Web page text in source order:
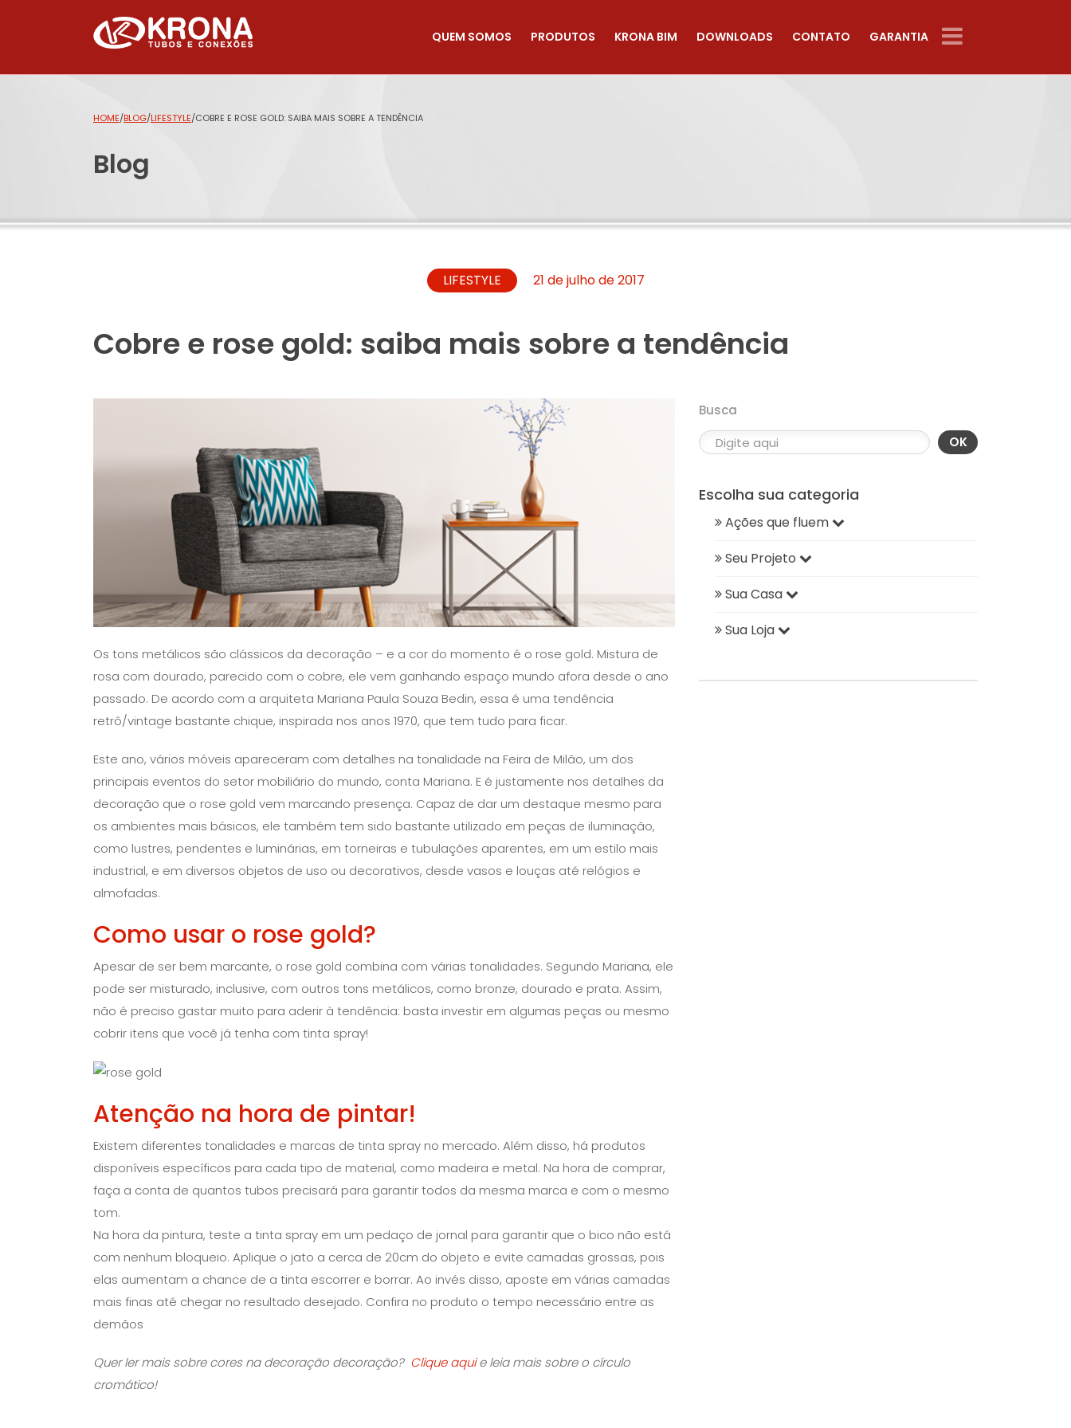
QUEM SOMOS PRODUTOS KRONA BIM DOWNLOADS CONTATO GARANTIA
HOME/BLOG/LIFESTYLE/COBRE E ROSE GOLD: SAIBA MAIS SOBRE A TENDÊNCIA
Blog
LIFESTYLE 21 de julho de 2017
Cobre e rose gold: saiba mais sobre a tendência
Os tons metálicos são clássicos da decoração – e a cor do momento é o rose gold. Mistura de
rosa com dourado, parecido com o cobre, ele vem ganhando espaço mundo afora desde o ano
passado. De acordo com a arquiteta Mariana Paula Souza Bedin, essa é uma tendência
retrô/vintage bastante chique, inspirada nos anos 1970, que tem tudo para ficar.
Este ano, vários móveis apareceram com detalhes na tonalidade na Feira de Milão, um dos
principais eventos do setor mobiliário do mundo, conta Mariana. E é justamente nos detalhes da
decoração que o rose gold vem marcando presença. Capaz de dar um destaque mesmo para
os ambientes mais básicos, ele também tem sido bastante utilizado em peças de iluminação,
como lustres, pendentes e luminárias, em torneiras e tubulações aparentes, em um estilo mais
industrial, e em diversos objetos de uso ou decorativos, desde vasos e louças até relógios e
almofadas.
Como usar o rose gold?
Apesar de ser bem marcante, o rose gold combina com várias tonalidades. Segundo Mariana, ele
pode ser misturado, inclusive, com outros tons metálicos, como bronze, dourado e prata. Assim,
não é preciso gastar muito para aderir à tendência: basta investir em algumas peças ou mesmo
cobrir itens que você já tenha com tinta spray!
Atenção na hora de pintar!
Existem diferentes tonalidades e marcas de tinta spray no mercado. Além disso, há produtos
disponíveis específicos para cada tipo de material, como madeira e metal. Na hora de comprar,
faça a conta de quantos tubos precisará para garantir todos da mesma marca e com o mesmo
tom.
Na hora da pintura, teste a tinta spray em um pedaço de jornal para garantir que o bico não está
com nenhum bloqueio. Aplique o jato a cerca de 20cm do objeto e evite camadas grossas, pois
elas aumentam a chance de a tinta escorrer e borrar. Ao invés disso, aposte em várias camadas
mais finas até chegar no resultado desejado. Confira no produto o tempo necessário entre as
demãos
Quer ler mais sobre cores na decoração decoração? Clique aquie leia mais sobre o círculo
cromático!
Busca
OK
Escolha sua categoria
Ações que fluem
Seu Projeto
Sua Casa
Sua Loja